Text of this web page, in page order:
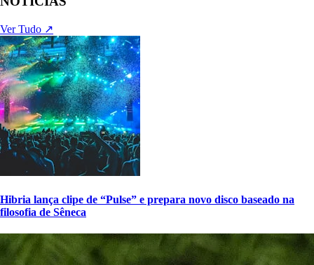
Ver Tudo ↗
Hibria lança clipe de “Pulse” e prepara novo disco baseado na
filosofia de Sêneca